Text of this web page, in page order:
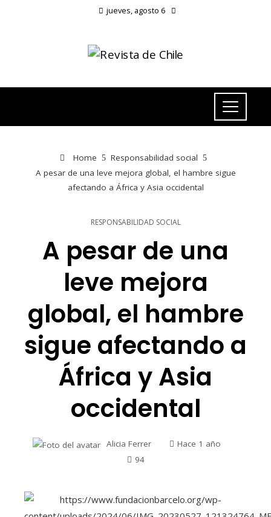
jueves, agosto 6
Home
Responsabilidad social
A pesar de una leve mejora global, el hambre sigue
afectando a África y Asia occidental
RESPONSABILIDAD SOCIAL
A pesar de una
leve mejora
global, el hambre
sigue afectando a
África y Asia
occidental
Alicia Ferrer
Hace 1 año
94